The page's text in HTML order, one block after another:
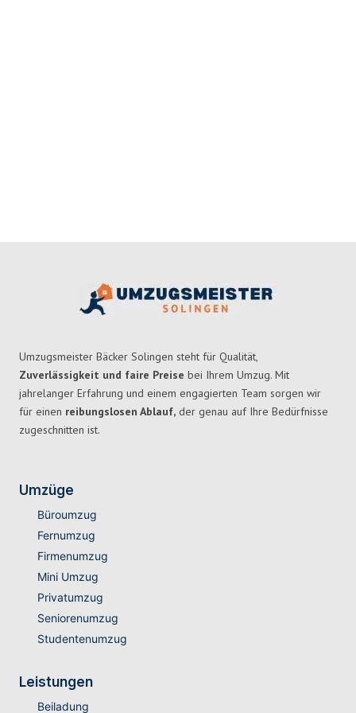
Umzugsmeister Bäcker Solingen steht für Qualität,
Zuverlässigkeit und faire Preise bei Ihrem Umzug. Mit
jahrelanger Erfahrung und einem engagierten Team sorgen wir
für einen reibungslosen Ablauf, der genau auf Ihre Bedürfnisse
zugeschnitten ist.
Umzüge
Büroumzug
Fernumzug
Firmenumzug
Mini Umzug
Privatumzug
Seniorenumzug
Studentenumzug
Leistungen
Beiladung